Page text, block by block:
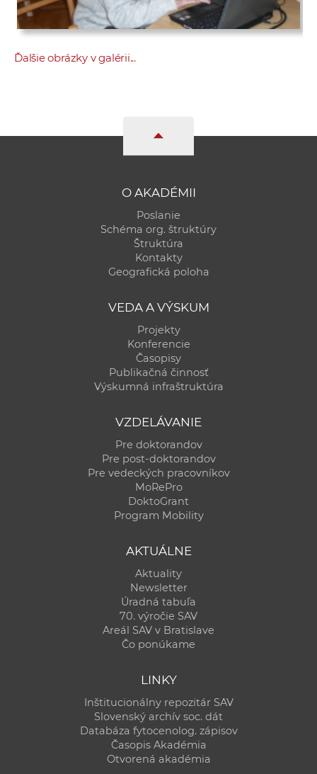
Ďalšie obrázky v galérii...
O AKADÉMII
Poslanie
Schéma org. štruktúry
Štruktúra
Kontakty
Geografická poloha
VEDA A VÝSKUM
Projekty
Konferencie
Časopisy
Publikačná činnosť
Výskumná infraštruktúra
VZDELÁVANIE
Pre doktorandov
Pre post-doktorandov
Pre vedeckých pracovníkov
MoRePro
DoktoGrant
Program Mobility
AKTUÁLNE
Aktuality
Newsletter
Úradná tabuľa
70. výročie SAV
Areál SAV v Bratislave
Čo ponúkame
LINKY
Inštitucionálny repozitár SAV
Slovenský archív soc. dát
Databáza fytocenolog. zápisov
Časopis Akadémia
Otvorená akadémia